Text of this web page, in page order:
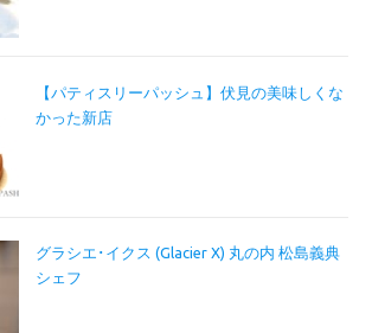
【パティスリーパッシュ】伏見の美味しくな
かった新店
グラシエ･イクス (Glacier X) 丸の内 松島義典
シェフ